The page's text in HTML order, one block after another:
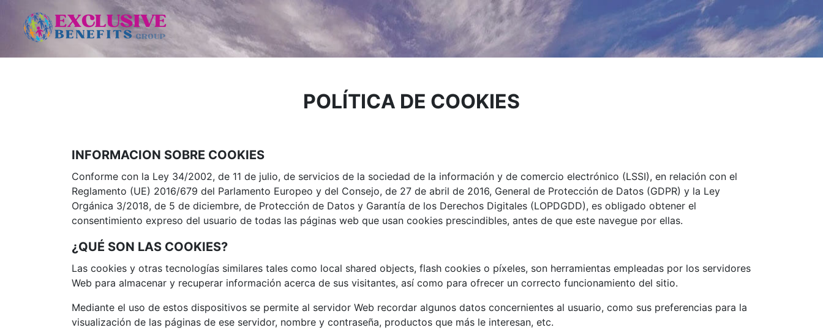
POLÍTICA DE COOKIES
INFORMACION SOBRE COOKIES
Conforme con la Ley 34/2002, de 11 de julio, de servicios de la sociedad de la información y de comercio electrónico (LSSI), en relación con el
Reglamento (UE) 2016/679 del Parlamento Europeo y del Consejo, de 27 de abril de 2016, General de Protección de Datos (GDPR) y la Ley
Orgánica 3/2018, de 5 de diciembre, de Protección de Datos y Garantía de los Derechos Digitales (LOPDGDD), es obligado obtener el
consentimiento expreso del usuario de todas las páginas web que usan cookies prescindibles, antes de que este navegue por ellas.
¿QUÉ SON LAS COOKIES?
Las cookies y otras tecnologías similares tales como local shared objects, flash cookies o píxeles, son herramientas empleadas por los servidores
Web para almacenar y recuperar información acerca de sus visitantes, así como para ofrecer un correcto funcionamiento del sitio.
Mediante el uso de estos dispositivos se permite al servidor Web recordar algunos datos concernientes al usuario, como sus preferencias para la
visualización de las páginas de ese servidor, nombre y contraseña, productos que más le interesan, etc.